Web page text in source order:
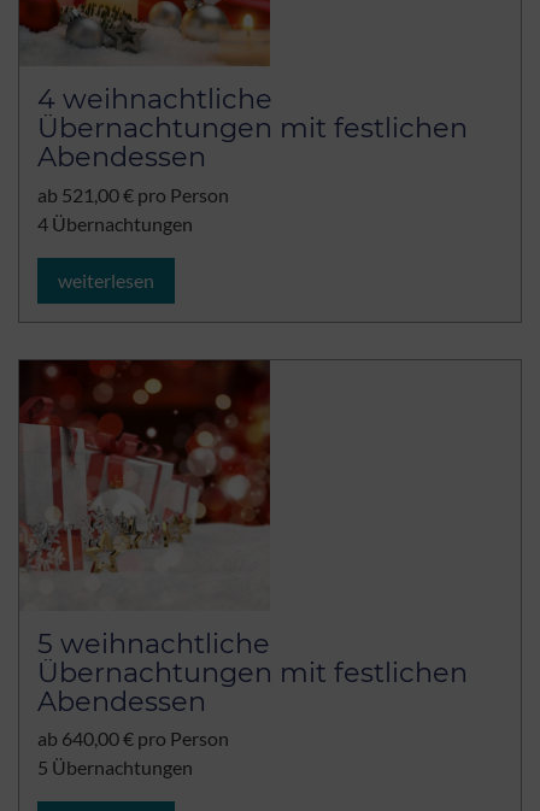
4 weihnachtliche
Übernachtungen mit festlichen
Abendessen
ab 521,00 € pro Person
4 Übernachtungen
weiterlesen
5 weihnachtliche
Übernachtungen mit festlichen
Abendessen
ab 640,00 € pro Person
5 Übernachtungen